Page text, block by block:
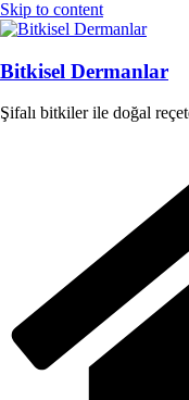
Skip to content
Bitkisel Dermanlar
Şifalı bitkiler ile doğal